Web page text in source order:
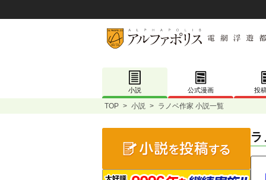
小説 公式漫画 投
TOP > 小説 > ラノベ作家 小説一覧